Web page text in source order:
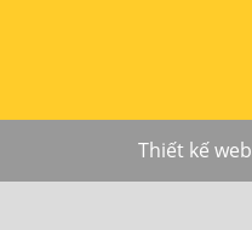
Thiết kế web